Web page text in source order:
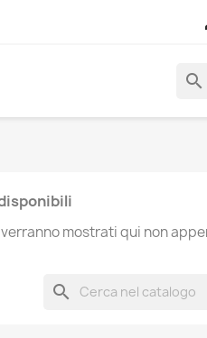
search
mostrati qui non
search